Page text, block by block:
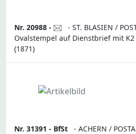
Nr. 20988 -
- ST. BLASIEN /
Ovalstempel auf Dienstbrief mit K2
(1871)
Nr. 31391 - BfSt
- ACHERN /